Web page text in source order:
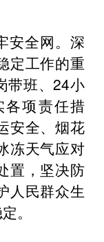
安全网。深
定工作的重
带班、24小
各项责任措
安全、烟花
冻天气应对
置，坚决防
人民群众生
。